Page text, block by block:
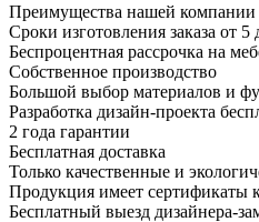
Преимущества нашей компании
Сроки изготовления заказа от 5
Беспроцентная рассрочка на
Собственное производство
Большой выбор материалов и
Разработка дизайн-проекта
2 года гарантии
Бесплатная доставка
Только качественные и
Продукция имеет сертификаты
Бесплатный выезд дизайнера-